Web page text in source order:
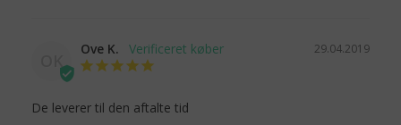
OK
29.04.2019
Ove K.
De leverer til den aftalte tid